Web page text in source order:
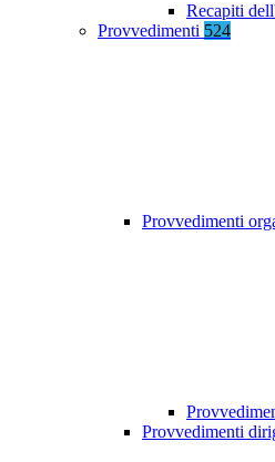
Recapiti
Provvedimenti 524
Provvedimenti
Provvedimenti